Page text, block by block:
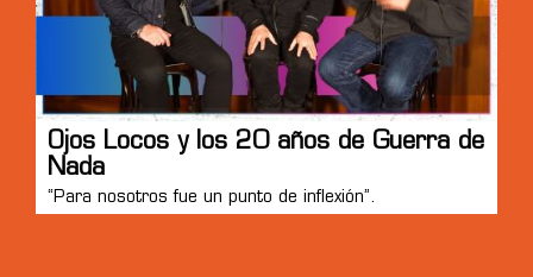
Ojos Locos y los 20 años de Guerra de
Nada
“Para nosotros fue un punto de inflexión”.